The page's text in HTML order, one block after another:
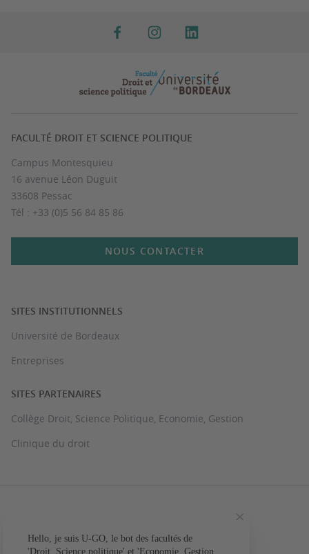
FACULTÉ DROIT ET SCIENCE POLITIQUE
Campus Montesquieu
16 avenue Léon Duguit
33608 Pessac
Tél : +33 (0)5 56 84 85 86
NOUS CONTACTER
SITES INSTITUTIONNELS
Université de Bordeaux
Entreprises
SITES PARTENAIRES
Collège Droit, Science Politique, Economie, Gestion
Clinique du droit
MENTIONS LÉGALES
Hello, je suis U-GO, le bot des facultés de
'Droit, Science politique' et 'Economie, Gestion,